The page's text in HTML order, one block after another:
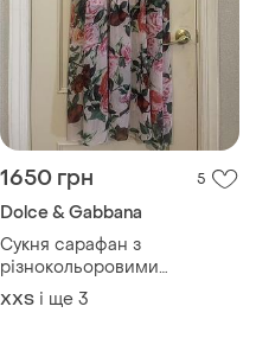
1519 грн
1599 грн